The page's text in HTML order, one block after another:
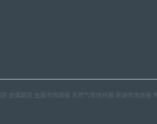
金属期货 金属市场周报 天然气市场月报 原油市场周报